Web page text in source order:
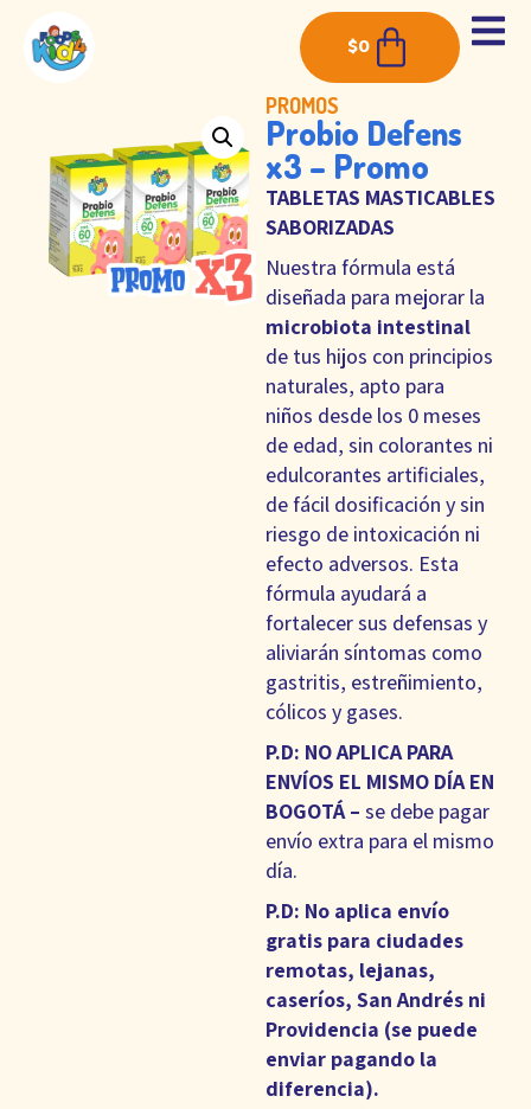
$0
PROMOS
Probio Defens
x3 – Promo
TABLETAS MASTICABLES
SABORIZADAS
Nuestra fórmula está
diseñada para mejorar la
microbiota intestinal
de tus hijos con principios
naturales, apto para
niños desde los 0 meses
de edad, sin colorantes ni
edulcorantes artificiales,
de fácil dosificación y sin
riesgo de intoxicación ni
efecto adversos. Esta
fórmula ayudará a
fortalecer sus defensas y
aliviarán síntomas como
gastritis, estreñimiento,
cólicos y gases.
P.D: NO APLICA PARA
ENVÍOS EL MISMO DÍA EN
BOGOTÁ – se debe pagar
envío extra para el mismo
día.
P.D: No aplica envío
gratis para ciudades
remotas, lejanas,
caseríos, San Andrés ni
Providencia (se puede
enviar pagando la
diferencia).